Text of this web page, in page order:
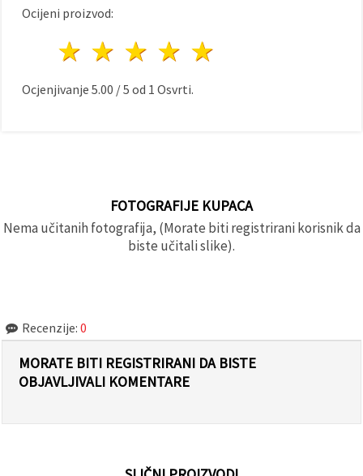
Ocijeni proizvod:
4 zvijezde
3 zvijezde
2 zvijezde
1 zvijezda
Ocjenjivanje 5.00 /5 od 1 Osvrti.
FOTOGRAFIJE KUPACA
Nema učitanih fotografija, (Morate biti registrirani korisnik da
biste učitali slike).
Recenzije: 0
MORATE BITI REGISTRIRANI DA BISTE
OBJAVLJIVALI KOMENTARE